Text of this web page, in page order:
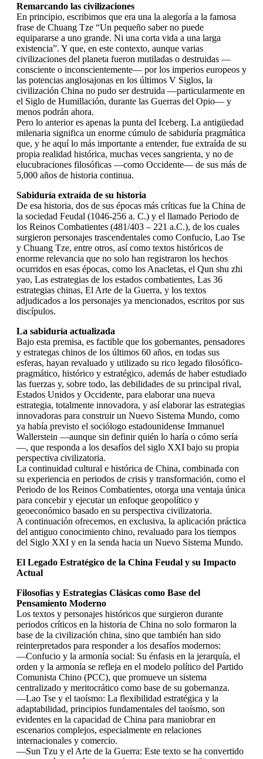
Remarcando las civilizaciones
En principio, escribimos que era una la alegoría a la famosa
frase de Chuang Tze “Un pequeño saber no puede
equipararse a uno grande. Ni una corta vida a una larga
existencia”. Y que, en este contexto, aunque varias
civilizaciones del planeta fueron mutiladas o destruidas —
consciente o inconscientemente— por los imperios europeos y
las potencias anglosajonas en los últimos V Siglos, la
civilización China no pudo ser destruida —particularmente en
el Siglo de Humillación, durante las Guerras del Opio— y
menos podrán ahora.
Pero lo anterior es apenas la punta del Iceberg. La antigüedad
milenaria significa un enorme cúmulo de sabiduría pragmática
que, y he aquí lo más importante a entender, fue extraída de su
propia realidad histórica, muchas veces sangrienta, y no de
elucubraciones filosóficas —como Occidente— de sus más de
5,000 años de historia continua.
Sabiduría extraída de su historia
De esa historia, dos de sus épocas más críticas fue la China de
la sociedad Feudal (1046-256 a. C.) y el llamado Periodo de
los Reinos Combatientes (481/403 – 221 a.C.), de los cuales
surgieron personajes trascendentales como Confucio, Lao Tse
y Chuang Tze, entre otros, así como textos históricos de
enorme relevancia que no solo han registraron los hechos
ocurridos en esas épocas, como los Anacletas, el Qun shu zhi
yao, Las estrategias de los estados combatientes, Las 36
estrategias chinas, El Arte de la Guerra, y los textos
adjudicados a los personajes ya mencionados, escritos por sus
discípulos.
La sabiduría actualizada
Bajo esta premisa, es factible que los gobernantes, pensadores
y estrategas chinos de los últimos 60 años, en todas sus
esferas, hayan revaluado y utilizado su rico legado filosófico-
pragmático, histórico y estratégico, además de haber estudiado
las fuerzas y, sobre todo, las debilidades de su principal rival,
Estados Unidos y Occidente, para elaborar una nueva
estrategia, totalmente innovadora, y así elaborar las estrategias
innovadoras para construir un Nuevo Sistema Mundo, como
ya había previsto el sociólogo estadounidense Immanuel
Wallerstein —aunque sin definir quién lo haría o cómo sería
—, que responda a los desafíos del siglo XXI bajo su propia
perspectiva civilizatoria.
La continuidad cultural e histórica de China, combinada con
su experiencia en periodos de crisis y transformación, como el
Periodo de los Reinos Combatientes, otorga una ventaja única
para concebir y ejecutar un enfoque geopolítico y
geoeconómico basado en su perspectiva civilizatoria.
A continuación ofrecemos, en exclusiva, la aplicación práctica
del antiguo conocimiento chino, revaluado para los tiempos
del Siglo XXI y en la senda hacia un Nuevo Sistema Mundo.
El Legado Estratégico de la China Feudal y su Impacto
Actual
Filosofías y Estrategias Clásicas como Base del
Pensamiento Moderno
Los textos y personajes históricos que surgieron durante
periodos críticos en la historia de China no solo formaron la
base de la civilización china, sino que también han sido
reinterpretados para responder a los desafíos modernos:
—Confucio y la armonía social: Su énfasis en la jerarquía, el
orden y la armonía se refleja en el modelo político del Partido
Comunista Chino (PCC), que promueve un sistema
centralizado y meritocrático como base de su gobernanza.
—Lao Tse y el taoísmo: La flexibilidad estratégica y la
adaptabilidad, principios fundamentales del taoísmo, son
evidentes en la capacidad de China para maniobrar en
escenarios complejos, especialmente en relaciones
internacionales y comercio.
—Sun Tzu y el Arte de la Guerra: Este texto se ha convertido